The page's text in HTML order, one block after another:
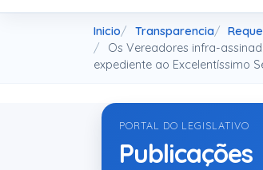
Inicio Transparencia
Os Vereadores infra-
expediente ao Excelentíssimo
PORTAL DO LEGISLATIVO
Publicações